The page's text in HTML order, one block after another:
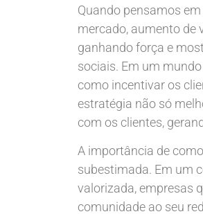
Quando pensamos
mercado, aumento de
ganhando força e
sociais. Em um
como incentivar os
estratégia não só
com os clientes,
A importância de
subestimada. Em um
valorizada, empresas
comunidade ao seu